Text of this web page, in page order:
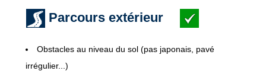
Parcours extérieur
Obstacles au niveau du sol (pas japonais, pavé
irrégulier...)